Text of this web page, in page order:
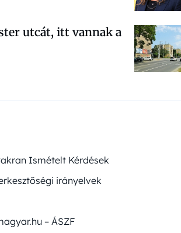
utcát, itt vannak a
Ismételt Kérdések
irányelvek
– ÁSZF